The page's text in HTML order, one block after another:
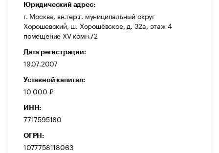
Юридический адрес:
г. Москва, вн.тер.г. муниципальный округ
Хорошевский, ш. Хорошёвское, д. 32а, этаж 4
помещение XV комн.72
Дата регистрации:
19.07.2007
Уставной капитал:
10 000 ₽
ИНН:
7717595160
ОГРН:
1077758118063